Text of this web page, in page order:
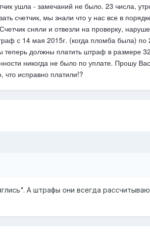
ушла - замечаний не было. 23 числа,
счетчик, мы знали что у нас все в
сняли и отвезли на проверку,
с 14 мая 2015г. (когда пломба была) по
должны платить штраф в размере
никогда не было по уплате. Прошу
что исправно платили!?
А штрафы они всегда